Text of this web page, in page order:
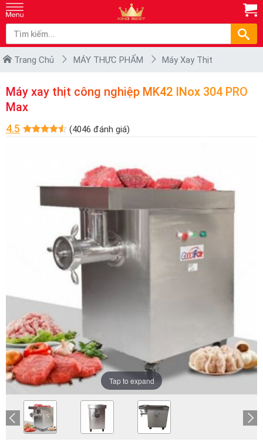
Trang Chủ MÁY THỰC PHẨM Máy Xay Thịt
Máy xay thịt công nghiệp MK42 INox 304 PRO
Max
4.5 (4046 đánh giá)
Tap to expand